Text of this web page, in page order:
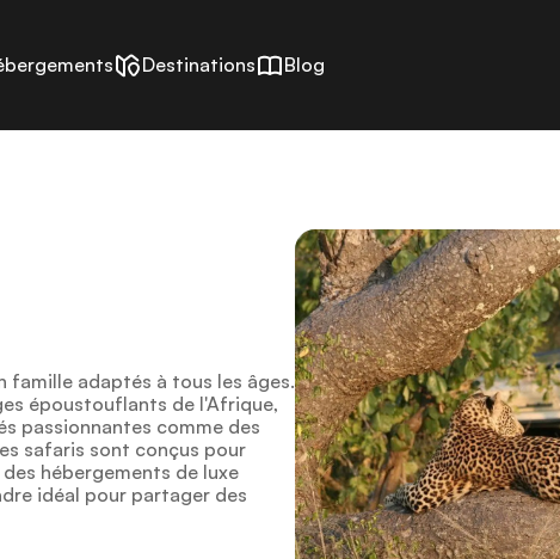
Destinations Blog
famille adaptés à tous les âges.
époustouflants de l'Afrique,
passionnantes comme des
safaris sont conçus pour
hébergements de luxe
idéal pour partager des